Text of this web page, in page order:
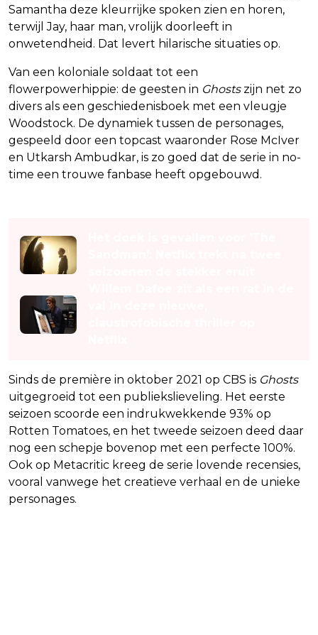
Samantha deze kleurrijke spoken zien en horen,
terwijl Jay, haar man, vrolijk doorleeft in
onwetendheid. Dat levert hilarische situaties op.
Van een koloniale soldaat tot een
flowerpowerhippie: de geesten in Ghostszijn net zo
divers als een geschiedenisboek met een vleugje
Woodstock. De dynamiek tussen de personages,
gespeeld door een topcast waaronder Rose McIver
en Utkarsh Ambudkar, is zo goed dat de serie in no-
time een trouwe fanbase heeft opgebouwd.
Sinds de première in oktober 2021 op CBS is Ghosts
uitgegroeid tot een publiekslieveling. Het eerste
seizoen scoorde een indrukwekkende 93% op
Rotten Tomatoes, en het tweede seizoen deed daar
nog een schepje bovenop met een perfecte 100%.
Ook op Metacritic kreeg de serie lovende recensies,
vooral vanwege het creatieve verhaal en de unieke
personages.